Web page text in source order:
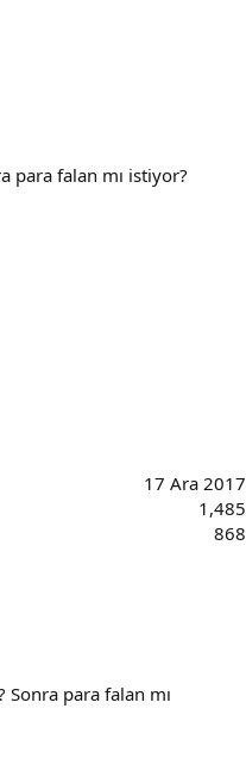
para falan mı istiyor?
17 Ara 2017
1,485
868
para falan mı